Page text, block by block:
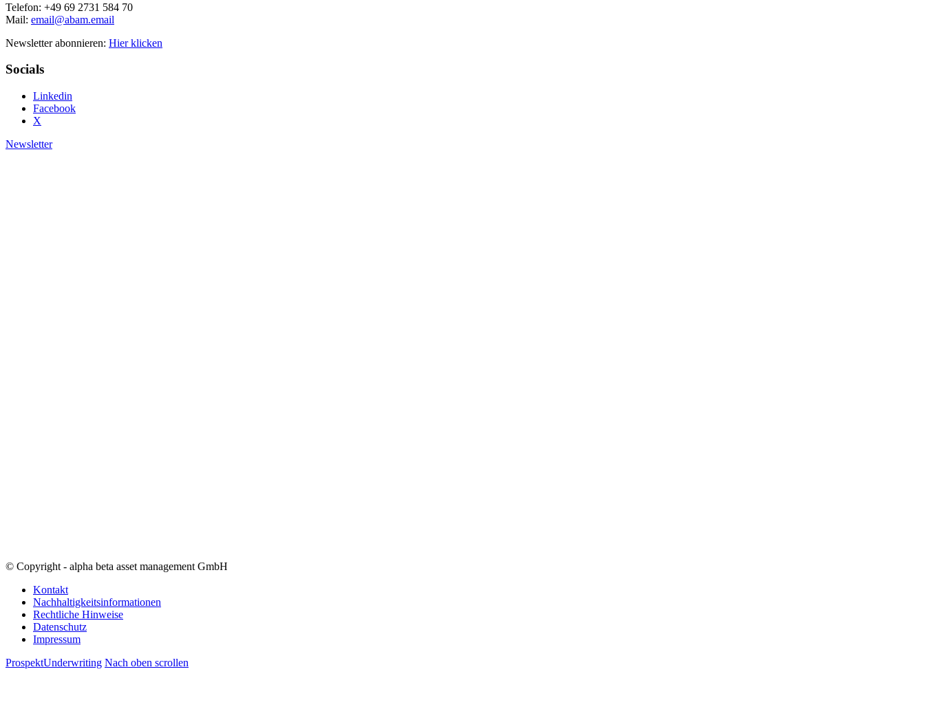
Telefon: +49 69 2731 584 70
Mail: email@abam.email
Newsletter abonnieren: Hier klicken
Socials
Linkedin
Facebook
X
Newsletter
© Copyright - alpha beta asset management GmbH
Kontakt
Nachhaltigkeitsinformationen
Rechtliche Hinweise
Datenschutz
Impressum
ProspektUnderwriting Nach oben scrollen